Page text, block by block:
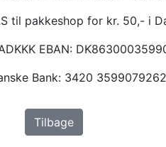
til pakkeshop for kr. 50,- i
EBAN:
Bank: 3420 3599079262
Tilbage